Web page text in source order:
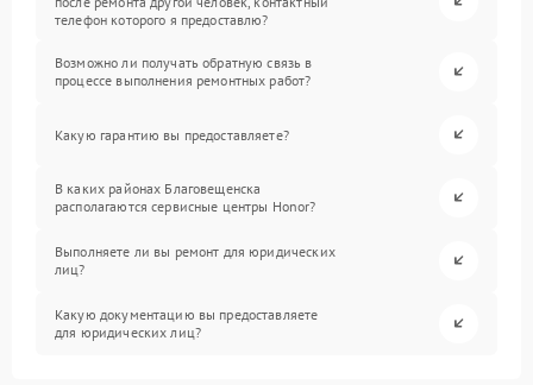
телефон которого я предоставлю?
Возможно ли получать обратную связь в
процессе выполнения ремонтных работ?
Какую гарантию вы предоставляете?
В каких районах Благовещенска
располагаются сервисные центры Honor?
Выполняете ли вы ремонт для юридических
лиц?
Какую документацию вы предоставляете
для юридических лиц?